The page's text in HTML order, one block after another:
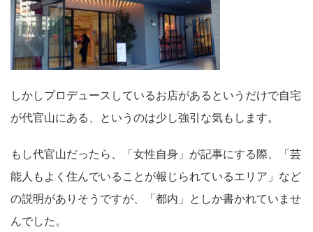
しかしプロデュースしているお店があるというだけで自宅
が代官山にある、というのは少し強引な気もします。
もし代官山だったら、「女性自身」が記事にする際、「芸
能人もよく住んでいることが報じられているエリア」など
の説明がありそうですが、「都内」としか書かれていませ
んでした。